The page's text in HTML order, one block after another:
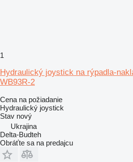
1
Hydraulický joystick na rýpadla-
WB93R-2
Cena na požiadanie
Hydraulický joystick
Stav nový
Ukrajina
Delta-Budteh
Obráťte sa na predajcu